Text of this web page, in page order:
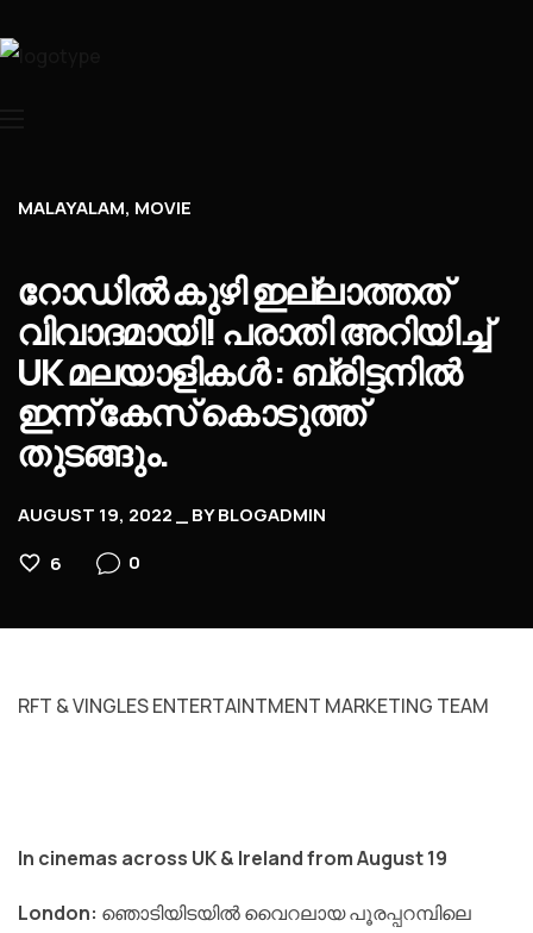
MALAYALAM MOVIE
റോഡിൽ കുഴി ഇല്ലാത്തത്
വിവാദമായി! പരാതി അറിയിച്ച്
UK മലയാളികൾ : ബ്രിട്ടനിൽ
ഇന്ന് കേസ് കൊടുത്ത്
തുടങ്ങും.
AUGUST 19, 2022 BYBLOGADMIN
6
0
RFT & VINGLES ENTERTAINTMENT MARKETING TEAM
In cinemas across UK & Ireland from August 19
London: ഞൊടിയിടയില്‍ വൈറലായ പൂരപ്പറമ്പിലെ